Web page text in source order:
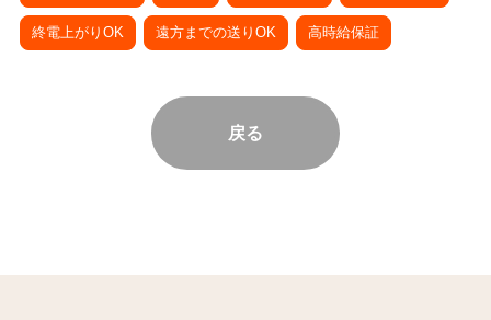
終電上がりOK 遠方までの送りOK 高時給保証
戻る